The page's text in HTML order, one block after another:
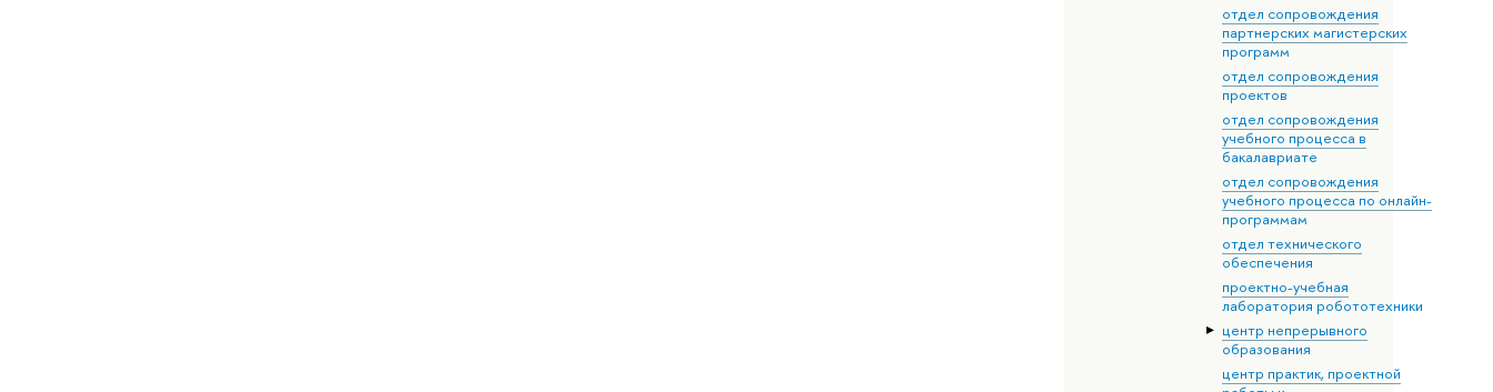
отдел сопровождения
партнерских магистерских
программ
отдел сопровождения
проектов
отдел сопровождения
учебного процесса в
бакалавриате
отдел сопровождения
учебного процесса по онлайн-
программам
отдел технического
обеспечения
проектно-учебная
лаборатория робототехники
центр непрерывного
образования
центр практик, проектной